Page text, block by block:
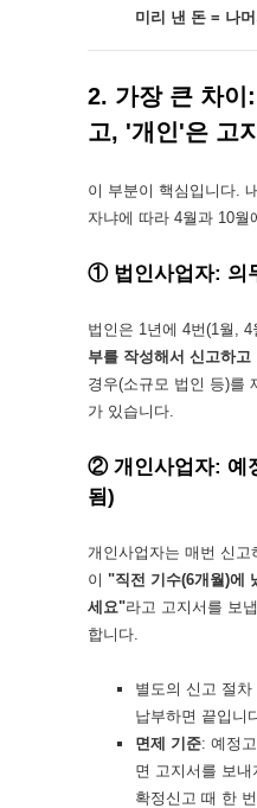
미리 낸 돈 = 나
2. 가장 큰 차
고, '개인'은 고
이 부분이 핵심입니다.
자냐에 따라 4월과 10월
① 법인사업자: 의
법인은 1년에 4번(1월,
부를 작성해서 신고하고
경우(소규모 법인 등)를
가 있습니다.
② 개인사업자: 예
됨)
개인사업자는 매번 신
이 "직전 기수(6개월)에
세요"라고 고지서를 보
합니다.
별도의 신고 절
납부하면 끝입니
면제 기준: 예정
면 고지서를 보
확정신고 때 한